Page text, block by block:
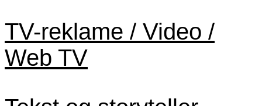
TV-reklame / Video /
Web TV